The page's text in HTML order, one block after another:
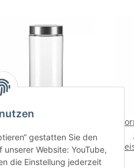
gestatten Sie den
Website: YouTube,
die Einstellung jederzeit
Vorratsbehälter Glas -
2200 ml - TUBE -
nach Anmeldung
sichtbar